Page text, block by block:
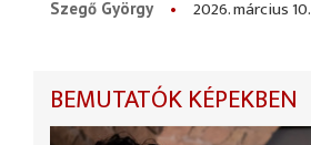
Szegő György
2026. március 10.
BEMUTATÓK KÉPEKBEN